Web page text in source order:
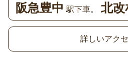
阪急豊中 駅下車。 北
詳しいアク